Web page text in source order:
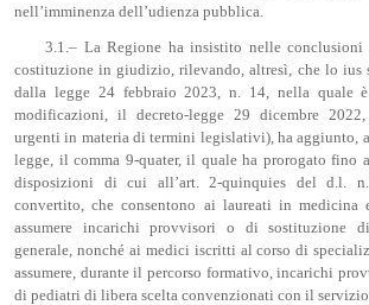
nell’imminenza dell’udienza pubblica.
3.1.– La Regione ha insistito nelle conclusioni
costituzione in giudizio, rilevando, altresì, che lo ius
dalla legge 24 febbraio 2023, n. 14, nella quale
modificazioni, il decreto-legge 29 dicembre
urgenti in materia di termini legislativi), ha aggiunto,
legge, il comma 9-quater, il quale ha prorogato fino
disposizioni di cui all’art. 2-quinquies del d.l.
convertito, che consentono ai laureati in
assumere incarichi provvisori o di sostituzione
generale, nonché ai medici iscritti al corso di
assumere, durante il percorso formativo, incarichi
di pediatri di libera scelta convenzionati con il servizio